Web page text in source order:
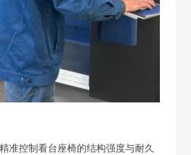
准控制看台座椅的结构强度与耐久